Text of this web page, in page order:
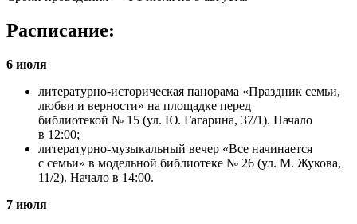
Расписание:
6 июля
литературно-историческая панорама «Праздник семьи,
любви и верности» на площадке перед
библиотекой № 15 (ул. Ю. Гагарина, 37/1). Начало
в 12:00;
литературно-музыкальный вечер «Все начинается
с семьи» в модельной библиотеке № 26 (ул. М. Жукова,
11/2). Начало в 14:00.
7 июля